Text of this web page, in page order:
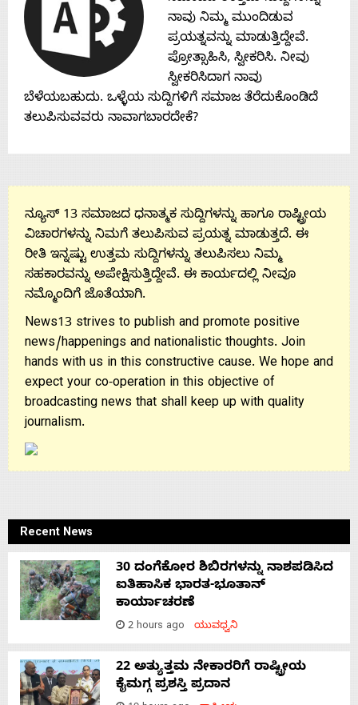
Contact
Us
ನಾವು ನಿಮ್ಮ ಮುಂದಿಡುವ
ಪ್ರಯತ್ನವನ್ನು ಮಾಡುತ್ತಿದ್ದೇವೆ.
ಪ್ರೋತ್ಸಾಹಿಸಿ, ಸ್ವೀಕರಿಸಿ. ನೀವು
ಸ್ವೀಕರಿಸಿದಾಗ ನಾವು
ಬೆಳೆಯಬಹುದು. ಒಳ್ಳೆಯ ಸುದ್ದಿಗಳಿಗೆ ಸಮಾಜ ತೆರೆದುಕೊಂಡಿದೆ
ತಲುಪಿಸುವವರು ನಾವಾಗಬಾರದೇಕೆ?
ನ್ಯೂಸ್ 13 ಸಮಾಜದ ಧನಾತ್ಮಕ ಸುದ್ದಿಗಳನ್ನು ಹಾಗೂ ರಾಷ್ಟ್ರೀಯ
ವಿಚಾರಗಳನ್ನು ನಿಮಗೆ ತಲುಪಿಸುವ ಪ್ರಯತ್ನ ಮಾಡುತ್ತದೆ. ಈ
ರೀತಿ ಇನ್ನಷ್ಟು ಉತ್ತಮ ಸುದ್ದಿಗಳನ್ನು ತಲುಪಿಸಲು ನಿಮ್ಮ
ಸಹಕಾರವನ್ನು ಅಪೇಕ್ಷಿಸುತ್ತಿದ್ದೇವೆ. ಈ ಕಾರ್ಯದಲ್ಲಿ ನೀವೂ
ನಮ್ಮೊಂದಿಗೆ ಜೊತೆಯಾಗಿ.
News13 strives to publish and promote positive
news/happenings and nationalistic thoughts. Join
hands with us in this constructive cause. We hope and
expect your co-operation in this objective of
broadcasting news that shall keep up with quality
journalism.
Recent News
30 ದಂಗೆಕೋರ ಶಿಬಿರಗಳನ್ನು ನಾಶಪಡಿಸಿದ
ಐತಿಹಾಸಿಕ ಭಾರತ-ಭೂತಾನ್
ಕಾರ್ಯಾಚರಣೆ
2 hours ago ಯುವಧ್ವನಿ
22 ಅತ್ಯುತ್ತಮ ನೇಕಾರರಿಗೆ ರಾಷ್ಟ್ರೀಯ
ಕೈಮಗ್ಗ ಪ್ರಶಸ್ತಿ ಪ್ರದಾನ